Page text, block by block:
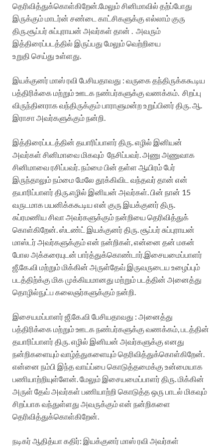
தெரிவித்துக்கொள்கிறேன்.மேலும் சினிமாவில் தற்ப்போது
இருக்கும் மாடர்ன் சண்டை காட்சிகளுக்கு எல்லாம் குரு
திரு.சூப்பர் சுப்புராயன் அவர்கள் தான் . அவரும்
இத்திரைப்படத்தில் இருப்பது மேலும் வெற்றியை
உறுதி செய்து உள்ளது.
இயக்குனர் மாஸ் ரவி பேசியதாவது : வருகை தந்திருக்ககூடிய
பத்திரிக்கை மற்றும் ஊடக நண்பர்களுக்கு வணக்கம். சிறப்பு
விருந்தினராக வந்திருக்கும் பாராளுமன்ற உறுப்பினர் திரு. ஆ.
இராசா அவர்களுக்கும் நன்றி.
இத்திரைப்படத்தின் தயாரிப்பாளர் திரு. எழில் இனியன்
அவர்கள் சினிமாவை மிகவும் நேசிப்பவர். அணு அணுவாக
சினிமாவை ரசிப்பவர். நம்மை பின் தள்ள ஆயிரம் பேர்
இருந்தாலும் நம்மை மேலே தூக்கிவிட வந்தவர் தான் என்
தயாரிப்பாளர் திரு.எழில் இனியன் அவர்கள். பின் நான் 15
வருடமாக பயனிக்ககூடிய என் குரு இயக்குனர் திரு.
சுப்ரமணிய சிவா அவர்களுக்கும் நன்றியை தெரிவித்துக்
கொள்கிறேன். ஸ்டண்ட் இயக்குனர் திரு. சூப்பர் சுப்புராயன்
மாஸ்டர் அவர்களுக்கும் என் நன்றிகள், என்னை தன் மகன்
போல அக்கரையுடன் பார்த்துக்கொண்டார்.இசையமைப்பாளர்
ஜீ.கே.வி மற்றும் மிக்கின் அருள்தேவ் இருவருடைய உழைப்பும்
படத்திற்க்கு மிக முக்கியமானது மற்றும் படத்தின் அனைத்து
தொழில்நுட்ப கலைஞர்களுக்கும் நன்றி.
இசையமப்பாளர் ஜீ.கே.வி பேசியதாவது : அனைத்து
பத்திரிக்கை மற்றும் ஊடக நண்பர்களுக்கு வணக்கம், படத்தின்
தயாரிப்பாளர் திரு. எழில் இனியன் அவர்களுக்கு எனது
நன்றிகளையும் வாழ்த்துகளையும் தெரிவித்துக்கொள்கிறேன்.
என்னை நம்பி இந்த வாய்ப்பை கொடுத்தமைக்கு உன்மையாக
பணியாற்றியுள்ளேன். மேலும் இசையமைப்பாளர் திரு. மிக்கின்
அருள் தேவ் அவர்கள் பணியாற்றி கொடுத்த ஒரு பாடல் மிகவும்
சிறப்பாக வந்துள்ளது அவருக்கும் என் நன்றிகளை
தெரிவித்துக்கொள்கிறேன்.
நடிகர் ஆதித்யா கதிர்: இயக்குனர் மாஸ் ரவி அவர்கள்